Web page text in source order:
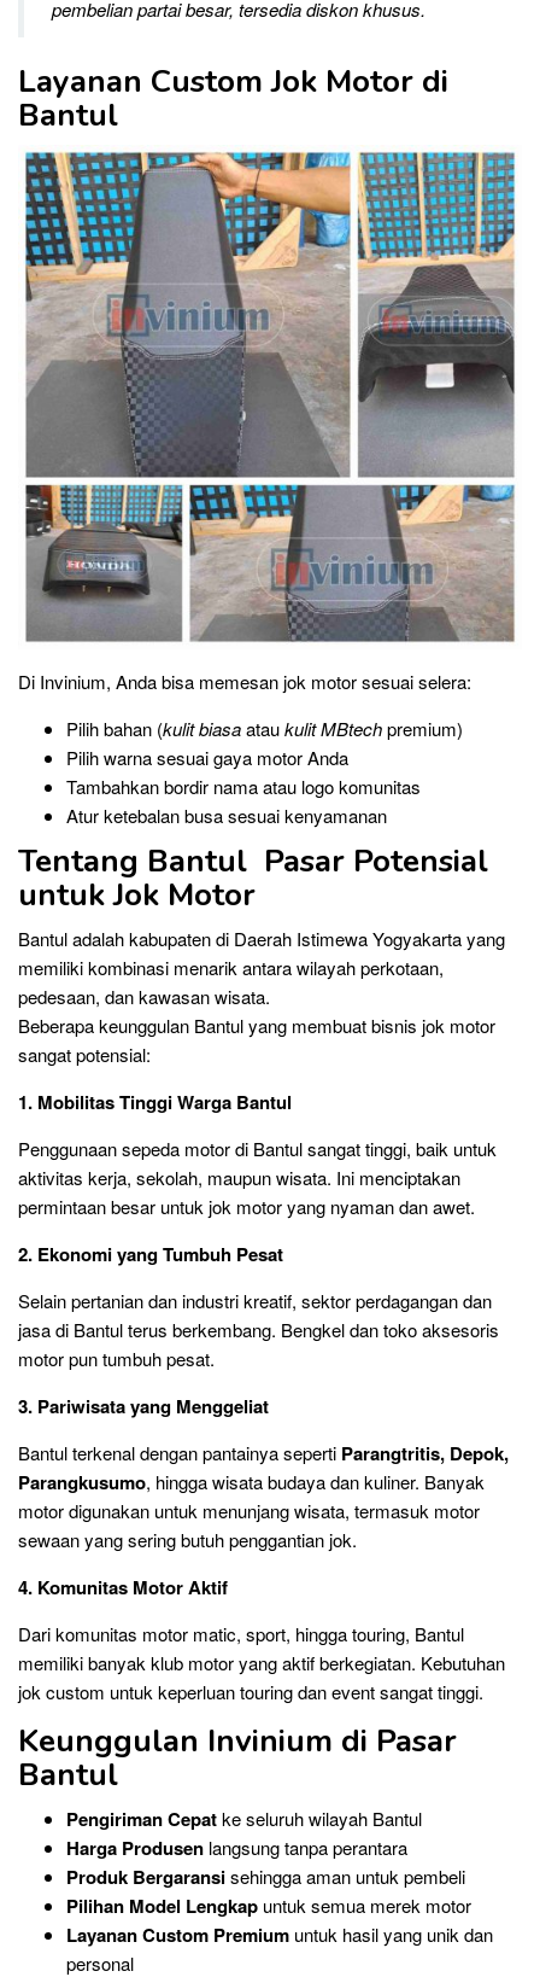
pembelian partai besar, tersedia diskon khusus.
Layanan Custom Jok Motor di
Bantul
Di Invinium, Anda bisa memesan jok motor sesuai selera:
Pilih bahan (kulit biasaataukulit MBtechpremium)
Pilih warna sesuai gaya motor Anda
Tambahkan bordir nama atau logo komunitas
Atur ketebalan busa sesuai kenyamanan
Tentang Bantul Pasar Potensial
untuk Jok Motor
Bantul adalah kabupaten di Daerah Istimewa Yogyakarta yang
memiliki kombinasi menarik antara wilayah perkotaan,
pedesaan, dan kawasan wisata.
Beberapa keunggulan Bantul yang membuat bisnis jok motor
sangat potensial:
1. Mobilitas Tinggi Warga Bantul
Penggunaan sepeda motor di Bantul sangat tinggi, baik untuk
aktivitas kerja, sekolah, maupun wisata. Ini menciptakan
permintaan besar untuk jok motor yang nyaman dan awet.
2. Ekonomi yang Tumbuh Pesat
Selain pertanian dan industri kreatif, sektor perdagangan dan
jasa di Bantul terus berkembang. Bengkel dan toko aksesoris
motor pun tumbuh pesat.
3. Pariwisata yang Menggeliat
Bantul terkenal dengan pantainya seperti Parangtritis, Depok,
Parangkusumo, hingga wisata budaya dan kuliner. Banyak
motor digunakan untuk menunjang wisata, termasuk motor
sewaan yang sering butuh penggantian jok.
4. Komunitas Motor Aktif
Dari komunitas motor matic, sport, hingga touring, Bantul
memiliki banyak klub motor yang aktif berkegiatan. Kebutuhan
jok custom untuk keperluan touring dan event sangat tinggi.
Keunggulan Invinium di Pasar
Bantul
Pengiriman Cepatke seluruh wilayah Bantul
Harga Produsen langsung tanpa perantara
Produk Bergaransisehingga aman untuk pembeli
Pilihan Model Lengkap untuk semua merek motor
Layanan Custom Premium untuk hasil yang unik dan
personal